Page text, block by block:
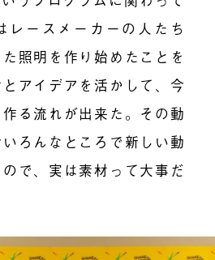
レースメーカーの人たち
照明を作り始めたことを
アイデアを活かして、今
る流れが出来た。その動
ろんなところで新しい動
で、実は素材って大事だ